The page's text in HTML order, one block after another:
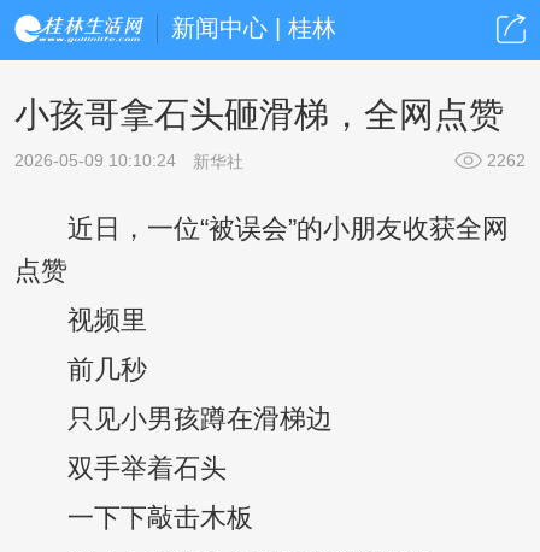
新闻中心 | 桂林
小孩哥拿石头砸滑梯，全网点赞
2026-05-09 10:10:24 新华社 2262
近日，一位“被误会”的小朋友收获全网
点赞
视频里
前几秒
只见小男孩蹲在滑梯边
双手举着石头
一下下敲击木板